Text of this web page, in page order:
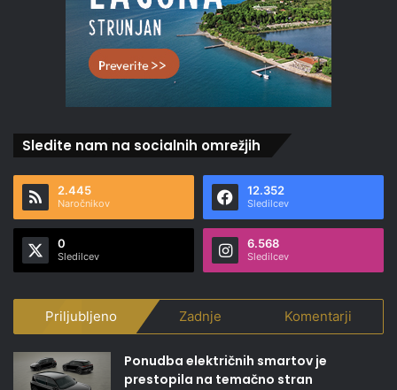
Sledite nam na socialnih omrežjih
2.445
Naročnikov
12.352
Sledilcev
0
Sledilcev
6.568
Sledilcev
Priljubljeno Zadnje Komentarji
Ponudba električnih smartov je
prestopila na temačno stran